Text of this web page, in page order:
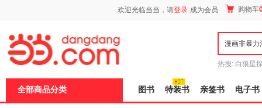
欢迎光临当当，请登录 成为会员 购物车
热搜: 白狼星
全部商品分类 图书 特装书 亲签书 电子书
页